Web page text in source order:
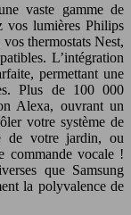
vaste gamme de
vos lumières Philips
thermostats Nest,
L’intégration
permettant une
Plus de 100 000
Alexa, ouvrant un
votre système de
de votre jardin, ou
commande vocale !
que Samsung
la polyvalence de